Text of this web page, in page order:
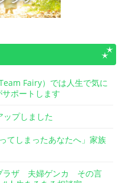
Fairy）では人生で気に
ポートします
プしました
てしまったあなたへ」家族
ラザ 夫婦ゲンカ その言